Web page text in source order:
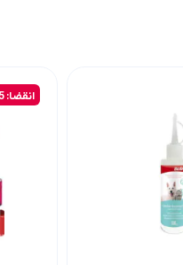
انقضا: 2027/05